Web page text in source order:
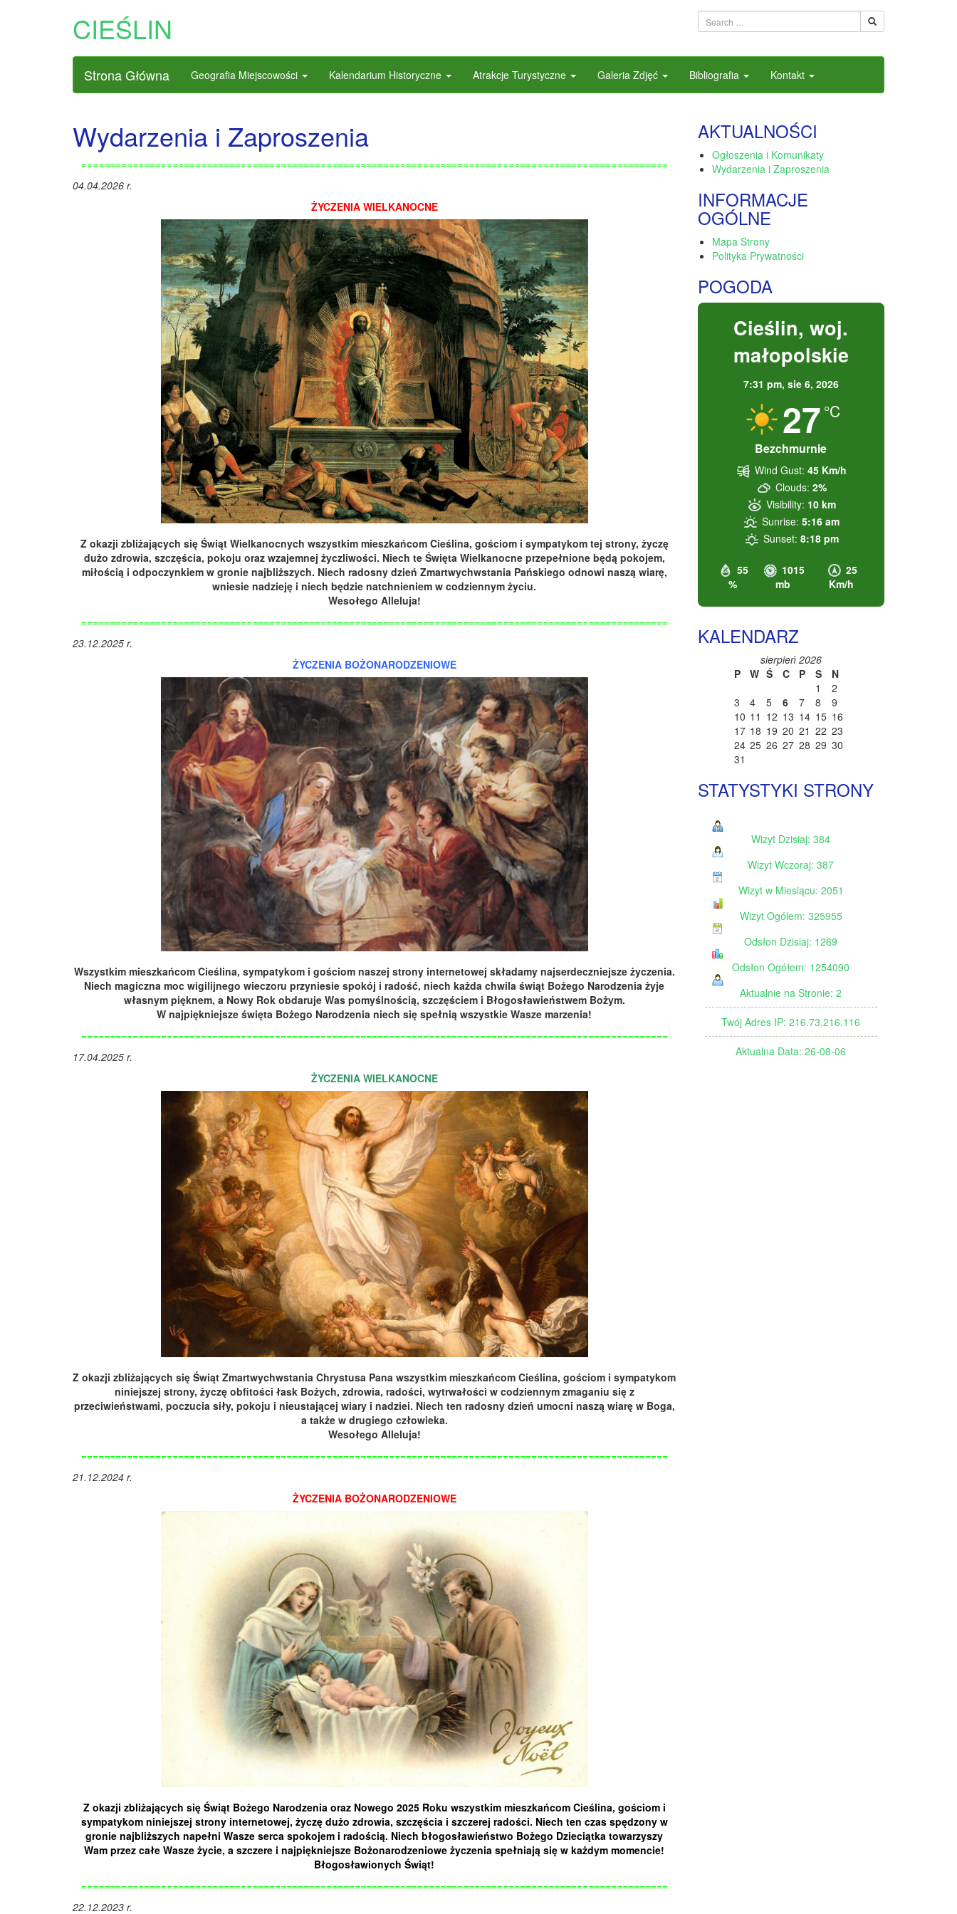
CIEŚLIN
Strona Główna Geografia Miejscowości Kalendarium Historyczne Atrakcje Turystyczne Galeria Zdjęć Bibliografia Kontakt
Wydarzenia i Zaproszenia
=======================================================================================================
04.04.2026 r.
ŻYCZENIA WIELKANOCNE
Z okazji zbliżających się Świąt Wielkanocnych wszystkim mieszkańcom Cieślina, gościom i sympatykom tej strony, życzę
dużo zdrowia, szczęścia, pokoju oraz wzajemnej życzliwości. Niech te Święta Wielkanocne przepełnione będą pokojem,
miłością i odpoczynkiem w gronie najbliższych. Niech radosny dzień Zmartwychwstania Pańskiego odnowi naszą wiarę,
wniesie nadzieję i niech będzie natchnieniem w codziennym życiu.
Wesołego Alleluja!
=======================================================================================================
23.12.2025 r.
ŻYCZENIA BOŻONARODZENIOWE
Wszystkim mieszkańcom Cieślina, sympatykom i gościom naszej strony internetowej składamy najserdeczniejsze życzenia.
Niech magiczna moc wigilijnego wieczoru przyniesie spokój i radość, niech każda chwila świąt Bożego Narodzenia żyje
własnym pięknem, a Nowy Rok obdaruje Was pomyślnością, szczęściem i Błogosławieństwem Bożym.
W najpiękniejsze święta Bożego Narodzenia niech się spełnią wszystkie Wasze marzenia!
=======================================================================================================
17.04.2025 r.
ŻYCZENIA WIELKANOCNE
Z okazji zbliżających się Świąt Zmartwychwstania Chrystusa Pana wszystkim mieszkańcom Cieślina, gościom i sympatykom
niniejszej strony, życzę obfitości łask Bożych, zdrowia, radości, wytrwałości w codziennym zmaganiu się z
przeciwieństwami, poczucia siły, pokoju i nieustającej wiary i nadziei. Niech ten radosny dzień umocni naszą wiarę w Boga,
a także w drugiego człowieka.
Wesołego Alleluja!
=======================================================================================================
21.12.2024 r.
ŻYCZENIA BOŻONARODZENIOWE
Z okazji zbliżających się Świąt Bożego Narodzenia oraz Nowego 2025 Roku wszystkim mieszkańcom Cieślina, gościom i
sympatykom niniejszej strony internetowej, życzę dużo zdrowia, szczęścia i szczerej radości. Niech ten czas spędzony w
gronie najbliższych napełni Wasze serca spokojem i radością. Niech błogosławieństwo Bożego Dzieciątka towarzyszy
Wam przez całe Wasze życie, a szczere i najpiękniejsze Bożonarodzeniowe życzenia spełniają się w każdym momencie!
Błogosławionych Świąt!
=======================================================================================================
22.12.2023 r.
AKTUALNOŚCI
Ogłoszenia i Komunikaty
Wydarzenia i Zaproszenia
INFORMACJE
OGÓLNE
Mapa Strony
Polityka Prywatności
POGODA
Cieślin, woj.
małopolskie
7:31 pm, sie 6, 2026
27 °C
Bezchmurnie
55
%
1015
mb
25
Km/h
Wind Gust: 45 Km/h
Clouds: 2%
Visibility: 10 km
Sunrise: 5:16 am
Sunset: 8:18 pm
KALENDARZ
sierpień 2026
P
W Ś C P S
N
1
2
3
4 5 6 7 8
9
10 11 12 13 14 15 16
17 18 19 20 21 22 23
24 25 26 27 28 29 30
31
STATYSTYKI STRONY
Wizyt Dzisiaj: 384
Wizyt Wczoraj: 387
Wizyt w Miesiącu: 2051
Wizyt Ogólem: 325955
Odsłon Dzisiaj: 1269
Odsłon Ogółem: 1254090
Aktualnie na Stronie: 2
Twój Adres IP: 216.73.216.116
Aktualna Data: 26-08-06